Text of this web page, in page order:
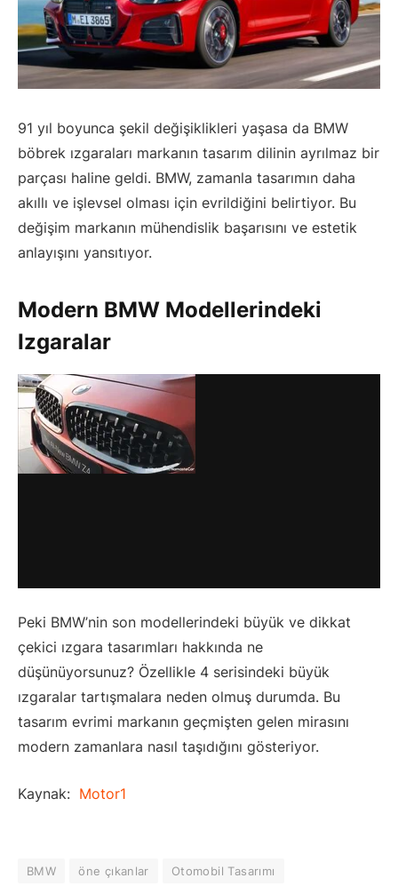
91 yıl boyunca şekil değişiklikleri yaşasa da BMW
böbrek ızgaraları markanın tasarım dilinin ayrılmaz bir
parçası haline geldi. BMW, zamanla tasarımın daha
akıllı ve işlevsel olması için evrildiğini belirtiyor. Bu
değişim markanın mühendislik başarısını ve estetik
anlayışını yansıtıyor.
Modern BMW Modellerindeki
Izgaralar
Peki BMW’nin son modellerindeki büyük ve dikkat
çekici ızgara tasarımları hakkında ne
düşünüyorsunuz? Özellikle 4 serisindeki büyük
ızgaralar tartışmalara neden olmuş durumda. Bu
tasarım evrimi markanın geçmişten gelen mirasını
modern zamanlara nasıl taşıdığını gösteriyor.
Kaynak: Motor1
BMW öne çıkanlar Otomobil Tasarımı